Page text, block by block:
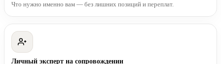
Что нужно именно вам — без лишних позиций и переплат.
Личный эксперт на сопровождении